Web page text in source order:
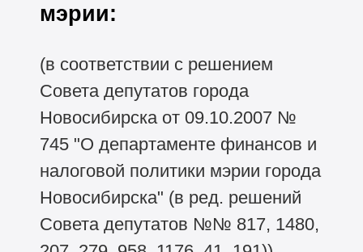
мэрии:
(в соответствии с решением
Совета депутатов города
Новосибирска от 09.10.2007 №
745 "О департаменте финансов и
налоговой политики мэрии города
Новосибирска" (в ред. решений
Совета депутатов №№ 817, 1480,